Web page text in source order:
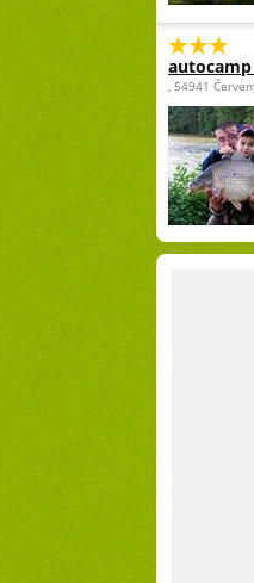
, 54941